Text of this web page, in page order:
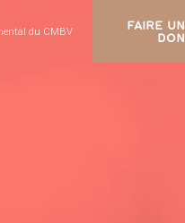
du CMBV
FAIRE UN
DON